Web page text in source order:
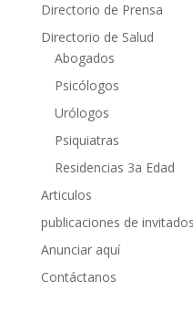
Directorio de Prensa
Directorio de Salud
Abogados
Psicólogos
Urólogos
Psiquiatras
Residencias 3a Edad
Articulos
publicaciones de invitados
Anunciar aquí
Contáctanos